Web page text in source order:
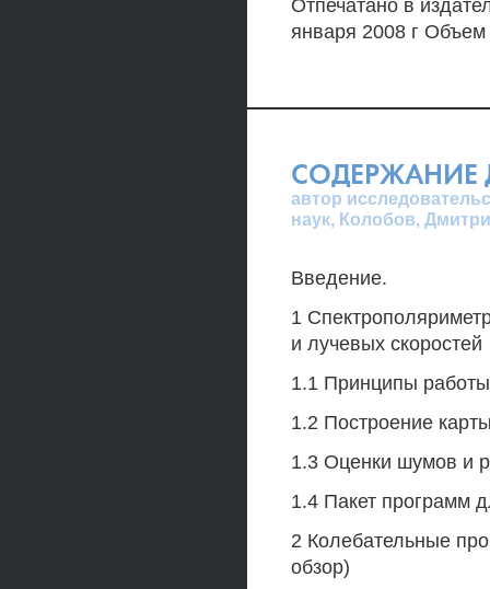
Отпечатано в
января 2008 г Объем
СОДЕРЖАНИЕ
автор
наук, Колобов,
Введение.
1
и лучевых скоростей
1.1 Принципы
1.2 Построение
1.3 Оценки шумов и
1.4 Пакет программ
2 Колебательные
обзор)